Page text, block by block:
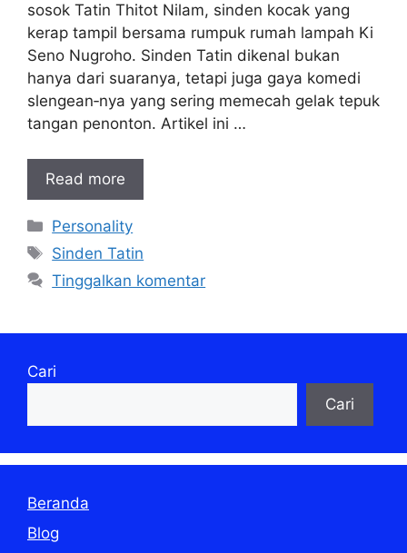
sosok Tatin Thitot Nilam, sinden kocak yang
kerap tampil bersama rumpuk rumah lampah Ki
Seno Nugroho. Sinden Tatin dikenal bukan
hanya dari suaranya, tetapi juga gaya komedi
slengean‑nya yang sering memecah gelak tepuk
tangan penonton. Artikel ini …
Read more
Kategori
Personality
Tag
Sinden Tatin
Tinggalkan komentar
Cari
Cari
Beranda
Blog